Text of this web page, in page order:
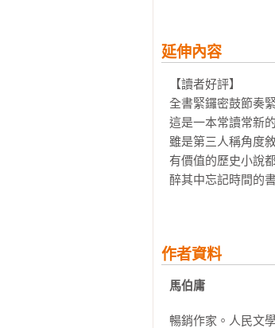
心態。
這座宅子位於長安
好在隔壁坊內，向
幾次澡。
「就定下這座宅子
延伸內容
【讀者好評】
全書緊鑼密鼓節奏
這是一本常讀常新
雖是第三人稱角度
有價值的歷史小說
醉其中忘記時間的
作者資料
馬伯庸
暢銷作家。人民文